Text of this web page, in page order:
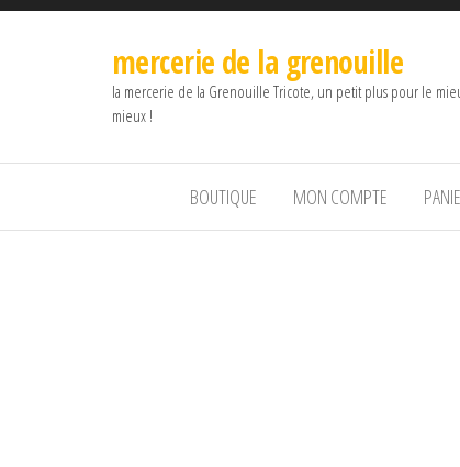
mercerie de la grenouille
la mercerie de la Grenouille Tricote, un petit plus pour le
mieux !
BOUTIQUE MON COMPTE